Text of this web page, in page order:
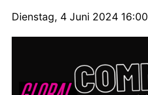
Dienstag, 4 Juni 2024 16:00